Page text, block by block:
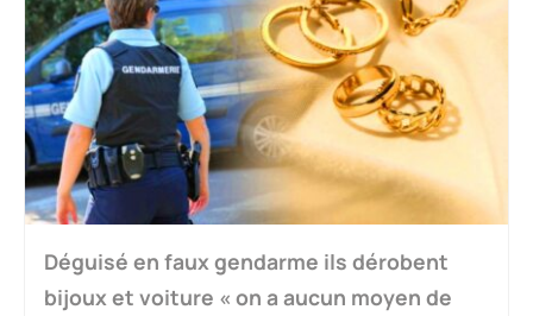
Déguisé en faux gendarme ils dérobent
bijoux et voiture « on a aucun moyen de